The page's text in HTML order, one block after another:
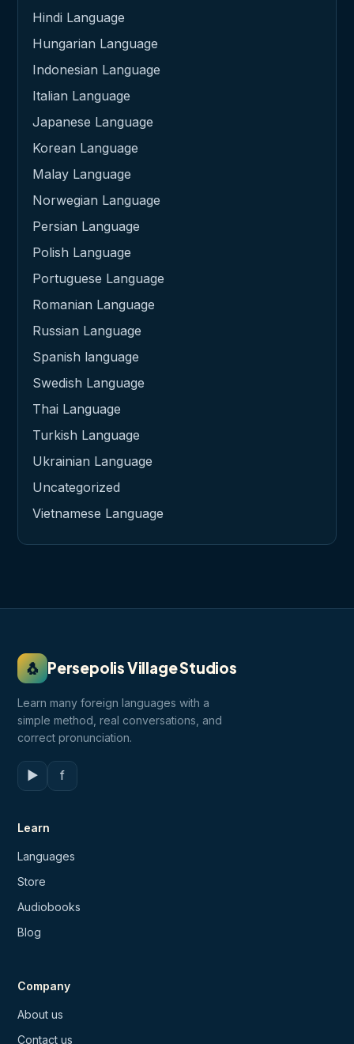
Hindi Language
Hungarian Language
Indonesian Language
Italian Language
Japanese Language
Korean Language
Malay Language
Norwegian Language
Persian Language
Polish Language
Portuguese Language
Romanian Language
Russian Language
Spanish language
Swedish Language
Thai Language
Turkish Language
Ukrainian Language
Uncategorized
Vietnamese Language
🐧 Persepolis Village Studios
Learn many foreign languages with a
simple method, real conversations, and
correct pronunciation.
▶ f
Learn
Languages
Store
Audiobooks
Blog
Company
About us
Contact us